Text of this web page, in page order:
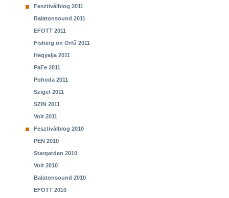
Fesztiválblog 2011
Balatonsound 2011
EFOTT 2011
Fishing on Orfű 2011
Hegyalja 2011
PaFe 2011
Pohoda 2011
Sziget 2011
SZIN 2011
Volt 2011
Fesztiválblog 2010
PEN 2010
Stargarden 2010
Volt 2010
Balatonsound 2010
EFOTT 2010